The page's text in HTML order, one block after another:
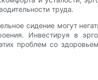
труда.
сидение могут
Инвестируя в
проблем со